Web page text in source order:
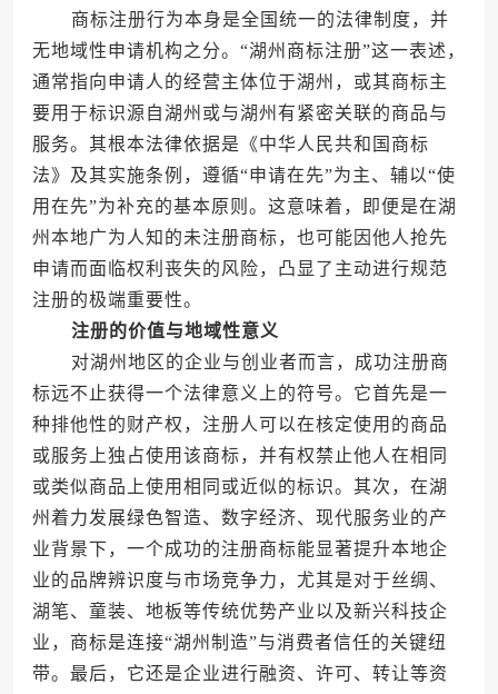
商标注册行为本身是全国统一的法律制度，并
无地域性申请机构之分。“湖州商标注册”这一表述，
通常指向申请人的经营主体位于湖州，或其商标主
要用于标识源自湖州或与湖州有紧密关联的商品与
服务。其根本法律依据是《中华人民共和国商标
法》及其实施条例，遵循“申请在先”为主、辅以“使
用在先”为补充的基本原则。这意味着，即便是在湖
州本地广为人知的未注册商标，也可能因他人抢先
申请而面临权利丧失的风险，凸显了主动进行规范
注册的极端重要性。
注册的价值与地域性意义
对湖州地区的企业与创业者而言，成功注册商
标远不止获得一个法律意义上的符号。它首先是一
种排他性的财产权，注册人可以在核定使用的商品
或服务上独占使用该商标，并有权禁止他人在相同
或类似商品上使用相同或近似的标识。其次，在湖
州着力发展绿色智造、数字经济、现代服务业的产
业背景下，一个成功的注册商标能显著提升本地企
业的品牌辨识度与市场竞争力，尤其是对于丝绸、
湖笔、童装、地板等传统优势产业以及新兴科技企
业，商标是连接“湖州制造”与消费者信任的关键纽
带。最后，它还是企业进行融资、许可、转让等资